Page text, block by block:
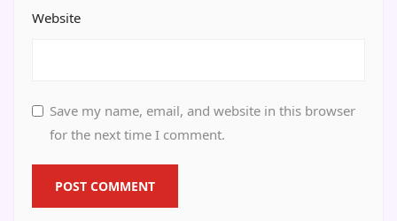
Website
Save my name, email, and website in this browser
for the next time I comment.